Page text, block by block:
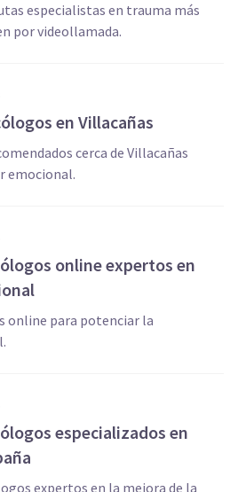
especialistas en trauma más
por videollamada.
en Villacañas
cerca de Villacañas
emocional.
online expertos en
online para potenciar la
especializados en
expertos en la mejora de la